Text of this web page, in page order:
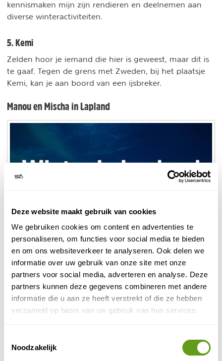
Deze website maakt gebruik van cookies
We gebruiken cookies om content en advertenties te
personaliseren, om functies voor social media te bieden
en om ons websiteverkeer te analyseren. Ook delen we
informatie over uw gebruik van onze site met onze
partners voor social media, adverteren en analyse. Deze
partners kunnen deze gegevens combineren met andere
informatie die u aan ze heeft verstrekt of die ze hebben
verzameld op basis van uw gebruik van hun services.
Noodzakelijk
kennismaken mijn zijn rendieren en deelnemen aan
diverse winteractiviteiten.
5. Kemi
Zelden hoor je iemand die hier is geweest, maar dit is
te gaaf. Tegen de grens met Zweden, bij het plaatsje
Kemi, kan je aan boord van een ijsbreker.
Manou en Mischa in Lapland
afspelen
Onze collega Manou Kemna en haar man waren in de
winter in Utsjoki in het uiterste noorden van Finland en
namen deel aan de gaafste activiteiten. Als kers op de
noorderlicht spektakel!
Riksja Travel - Lapland reizen
Divers aanbod Lapland reizen waarbij je het
winterwonderland volop ervaart. Huskytochten,